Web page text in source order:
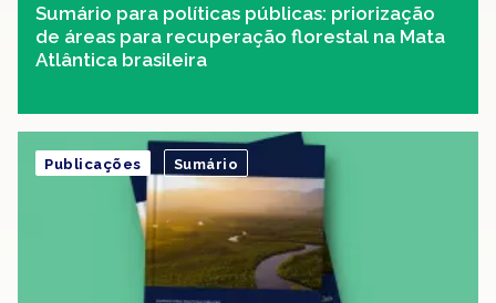
Sumário para políticas públicas: priorização
de áreas para recuperação florestal na Mata
Atlântica brasileira
Publicações Sumário